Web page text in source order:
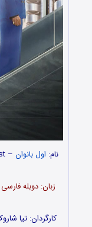
نام: اول بانوان
کارگردان: تیا